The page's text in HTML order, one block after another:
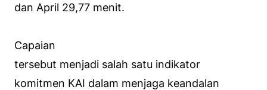
dan April 29,77 menit.
Capaian
tersebut menjadi salah satu indikator
komitmen KAI dalam menjaga keandalan